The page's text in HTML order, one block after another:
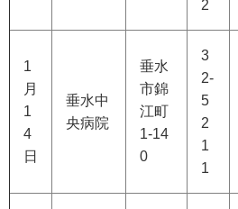
2
1
月
1
4
日
垂水中
央病院
垂水
市錦
江町
1-14
0
3
2-
5
2
1
1